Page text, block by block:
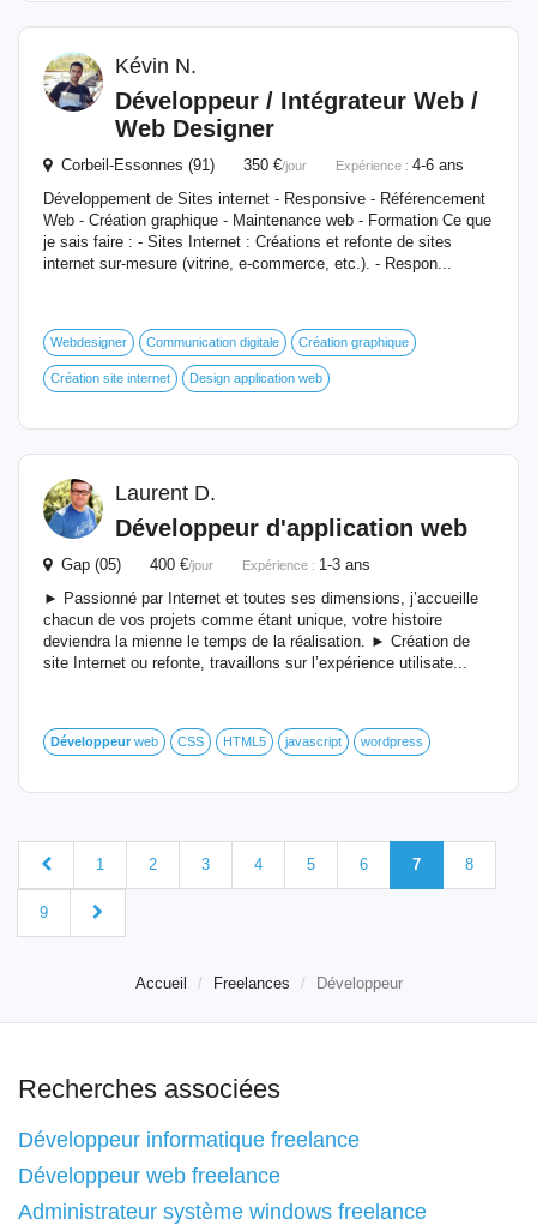
Kévin N.
Développeur / Intégrateur Web /
Web Designer
Corbeil-Essonnes (91) 350 €/jour Expérience : 4-6 ans
Développement de Sites internet - Responsive - Référencement
Web - Création graphique - Maintenance web - Formation Ce que
je sais faire : - Sites Internet : Créations et refonte de sites
internet sur-mesure (vitrine, e-commerce, etc.). - Respon...
Webdesigner Communication digitale Création graphique
Création site internet Design application web
Laurent D.
Développeur d'application web
Gap (05) 400 €/jour Expérience : 1-3 ans
► Passionné par Internet et toutes ses dimensions, j’accueille
chacun de vos projets comme étant unique, votre histoire
deviendra la mienne le temps de la réalisation. ► Création de
site Internet ou refonte, travaillons sur l’expérience utilisate...
Développeur web CSS HTML5 javascript wordpress
1 2 3 4 5 6 7 8
9
Accueil Freelances Développeur
Recherches associées
Développeur informatique freelance
Développeur web freelance
Administrateur système windows freelance